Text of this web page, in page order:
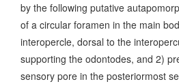
by the following putative
of a circular foramen in the main
interopercle, dorsal to the
supporting the odontodes, and 2)
sensory pore in the posteriormost